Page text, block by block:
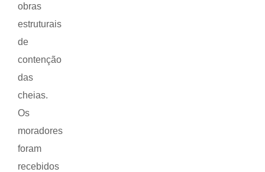
obras
estruturais
de
contenção
das
cheias.
Os
moradores
foram
recebidos